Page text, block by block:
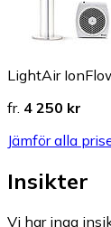
LightAir
fr. 4 250 kr
Jämför alla
Insikter
Vi har inga